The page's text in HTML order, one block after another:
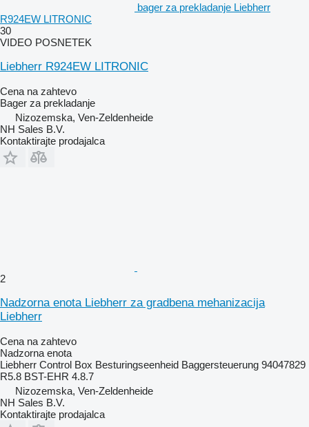
bager za prekladanje Liebherr
R924EW LITRONIC
30
VIDEO POSNETEK
Liebherr R924EW LITRONIC
Cena na zahtevo
Bager za prekladanje
Nizozemska, Ven-Zeldenheide
NH Sales B.V.
Kontaktirajte prodajalca
2
Nadzorna enota Liebherr za gradbena mehanizacija
Liebherr
Cena na zahtevo
Nadzorna enota
Liebherr Control Box Besturingseenheid Baggersteuerung 94047829
R5.8 BST-EHR 4.8.7
Nizozemska, Ven-Zeldenheide
NH Sales B.V.
Kontaktirajte prodajalca